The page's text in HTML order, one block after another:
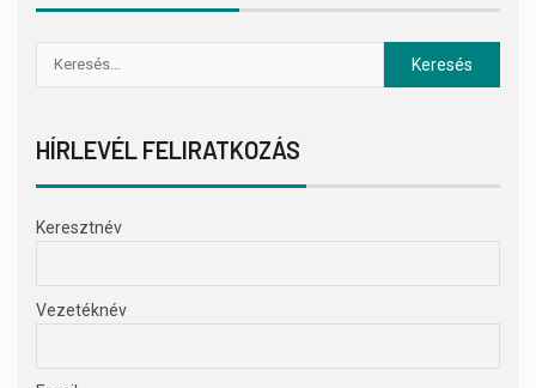
HÍRLEVÉL FELIRATKOZÁS
Keresztnév
Vezetéknév